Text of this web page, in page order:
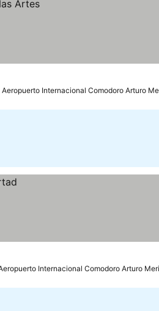
Internacional Comodoro Arturo
Internacional Comodoro Arturo